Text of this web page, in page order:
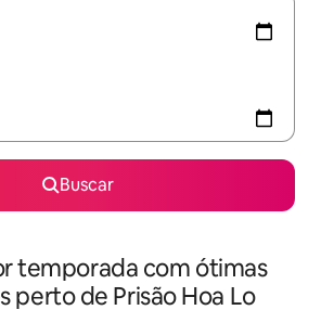
Buscar
temporada com ótimas
perto de Prisão Hoa Lo